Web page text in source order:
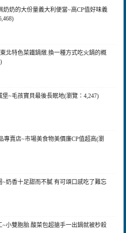
佩奶奶的大份量義大利便當~高CP值好味義
北特色菜鐵鍋燉.換一種方式吃火鍋的概
堡~毛孩寶貝最後長眠地(瀏覽：4,247)
專賣店~市場美食物美價廉CP值超高(瀏
~奶香十足甜而不膩 有可頌口感吃了難忘
~小雙胞胎.酸菜包超搶手一出鍋就被杪殺